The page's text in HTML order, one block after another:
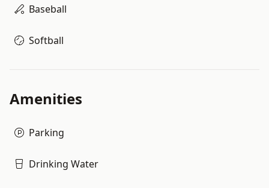
Baseball
Softball
Amenities
Parking
Drinking Water